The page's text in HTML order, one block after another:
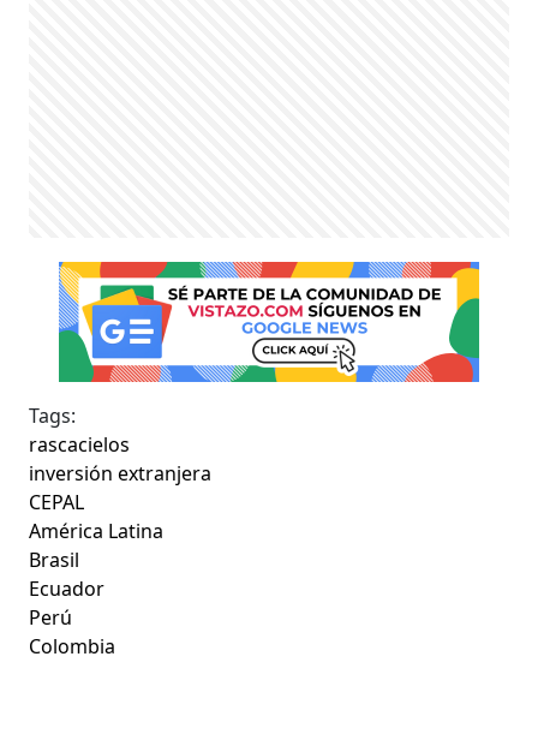
Tags:
rascacielos
inversión extranjera
CEPAL
América Latina
Brasil
Ecuador
Perú
Colombia